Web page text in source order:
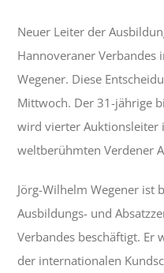
Neuer Leiter der
Hannoveraner Verbandes
Wegener. Diese
Mittwoch. Der 31-jährige
wird vierter Auktionsleiter
weltberühmten Verdener
Jörg-Wilhelm Wegener ist
Ausbildungs- und
Verbandes beschäftigt. Er
der internationalen